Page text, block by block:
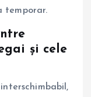
temporar.
și cele